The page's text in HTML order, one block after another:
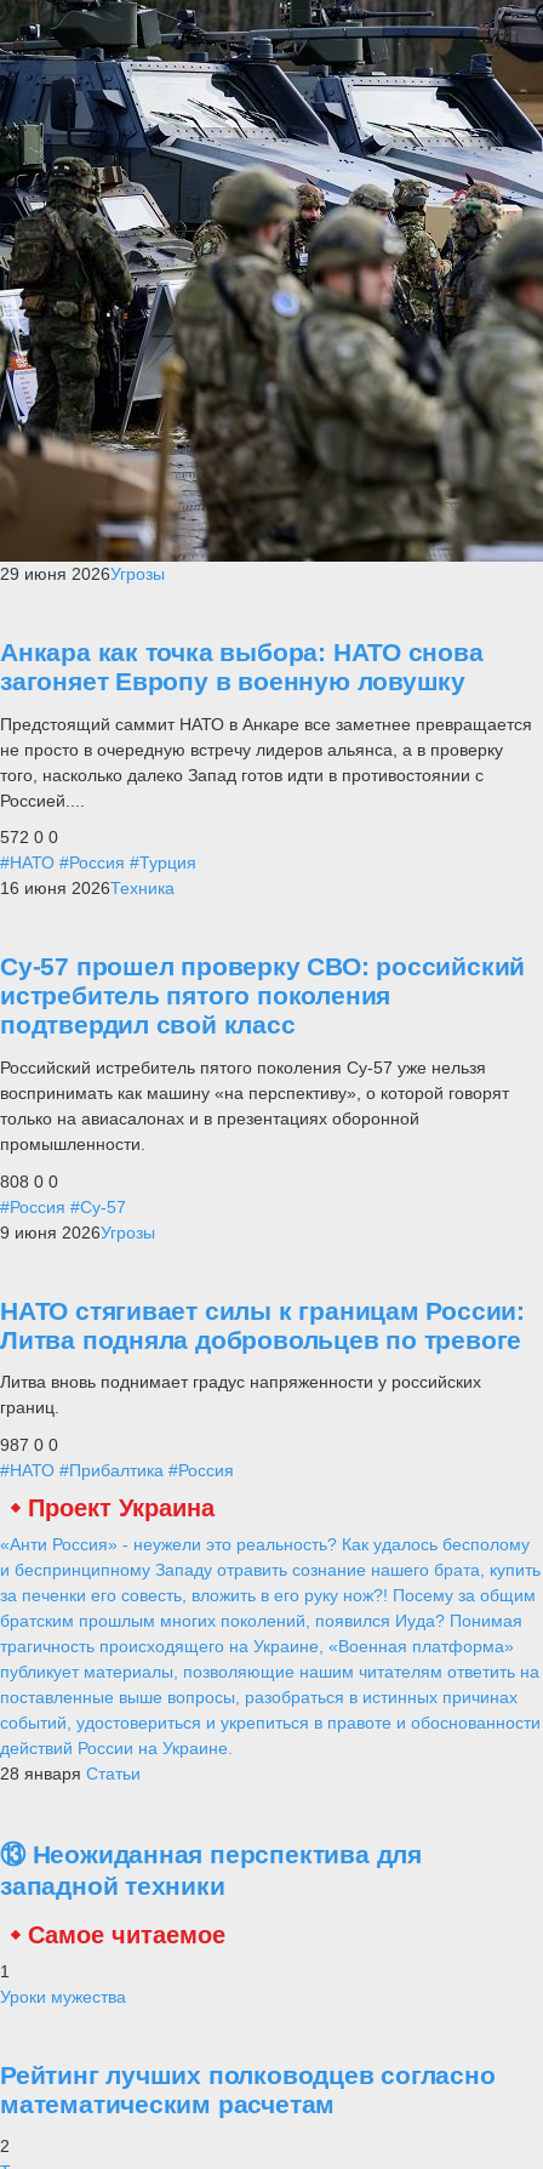
29 июня 2026Угрозы
Анкара как точка выбора: НАТО снова
загоняет Европу в военную ловушку
Предстоящий саммит НАТО в Анкаре все заметнее превращается
не просто в очередную встречу лидеров альянса, а в проверку
того, насколько далеко Запад готов идти в противостоянии с
Россией....
572 0 0
#НАТО #Россия #Турция
16 июня 2026Техника
Су-57 прошел проверку СВО: российский
истребитель пятого поколения
подтвердил свой класс
Российский истребитель пятого поколения Су-57 уже нельзя
воспринимать как машину «на перспективу», о которой говорят
только на авиасалонах и в презентациях оборонной
промышленности.
808 0 0
#Россия #Су-57
9 июня 2026Угрозы
НАТО стягивает силы к границам России:
Литва подняла добровольцев по тревоге
Литва вновь поднимает градус напряженности у российских
границ.
987 0 0
#НАТО #Прибалтика #Россия
Проект Украина
«Анти Россия» - неужели это реальность? Как удалось бесполому
и беспринципному Западу отравить сознание нашего брата, купить
за печенки его совесть, вложить в его руку нож?! Посему за общим
братским прошлым многих поколений, появился Иуда? Понимая
трагичность происходящего на Украине, «Военная платформа»
публикует материалы, позволяющие нашим читателям ответить на
поставленные выше вопросы, разобраться в истинных причинах
событий, удостовериться и укрепиться в правоте и обоснованности
действий России на Украине.
28 января Статьи
⑬ Неожиданная перспектива для
западной техники
Самое читаемое
1
Уроки мужества
Рейтинг лучших полководцев согласно
математическим расчетам
2